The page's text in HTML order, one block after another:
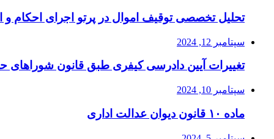
تحلیل تخصصی توقیف اموال در پرتو اجرای احکام و
سپتامبر 12, 2024
تغییرات آیین دادرسی کیفری طبق قانون شوراهای
سپتامبر 10, 2024
ماده ۱۰ قانون دیوان عدالت اداری